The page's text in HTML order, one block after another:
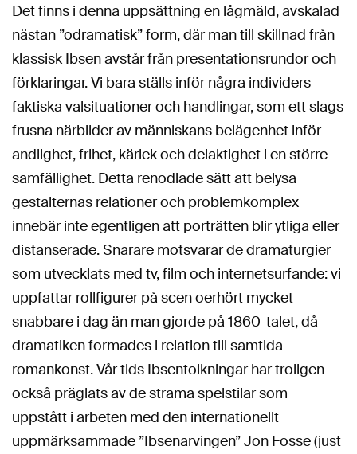
Det finns i denna uppsättning en lågmäld, avskalad
nästan ”odramatisk” form, där man till skillnad från
klassisk Ibsen avstår från presentationsrundor och
förklaringar. Vi bara ställs inför några individers
faktiska valsituationer och handlingar, som ett slags
frusna närbilder av människans belägenhet inför
andlighet, frihet, kärlek och delaktighet i en större
samfällighet. Detta renodlade sätt att belysa
gestalternas relationer och problemkomplex
innebär inte egentligen att porträtten blir ytliga eller
distanserade. Snarare motsvarar de dramaturgier
som utvecklats med tv, film och internetsurfande: vi
uppfattar rollfigurer på scen oerhört mycket
snabbare i dag än man gjorde på 1860-talet, då
dramatiken formades i relation till samtida
romankonst. Vår tids Ibsentolkningar har troligen
också präglats av de strama spelstilar som
uppstått i arbeten med den internationellt
uppmärksammade ”Ibsenarvingen” Jon Fosse (just